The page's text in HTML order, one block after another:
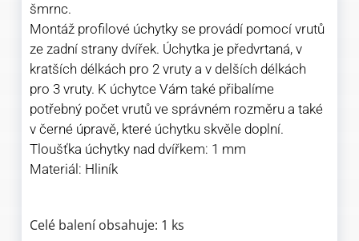
šmrnc.
Montáž profilové úchytky se provádí pomocí vrutů
ze zadní strany dvířek. Úchytka je předvrtaná, v
kratších délkách pro 2 vruty a v delších délkách
pro 3 vruty. K úchytce Vám také přibalíme
potřebný počet vrutů ve správném rozměru a také
v černé úpravě, které úchytku skvěle doplní.
Tloušťka úchytky nad dvířkem: 1 mm
Materiál: Hliník
Celé balení obsahuje: 1 ks